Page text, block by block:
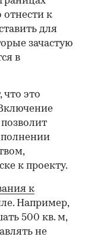
отнести к
для
зачастую
в
что это
к проекту.
к
Например,
500 кв. м,
не